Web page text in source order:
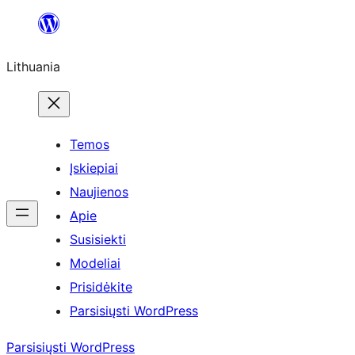
turinio
Lithuania
Temos
Įskiepiai
Naujienos
Apie
Susisiekti
Modeliai
Prisidėkite
Parsisiųsti WordPress
Parsisiųsti WordPress